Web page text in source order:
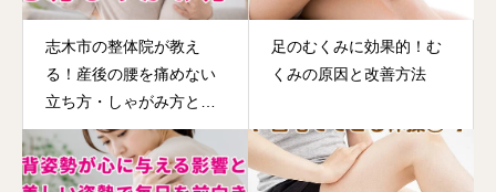
志木市の整体院が教え
る！産後の腰を痛めない
立ち方・しゃがみ方と育
児のコツ
足のむくみに効果的！む
くみの原因と改善方法